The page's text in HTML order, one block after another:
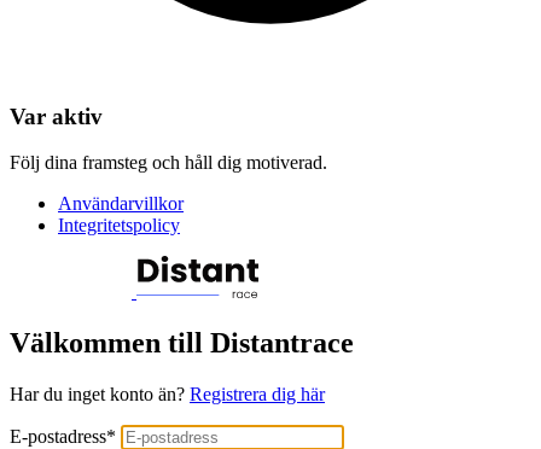
Var aktiv
Följ dina framsteg och håll dig motiverad.
Användarvillkor
Integritetspolicy
Välkommen till Distantrace
Har du inget konto än? Registrera dig här
E-postadress*